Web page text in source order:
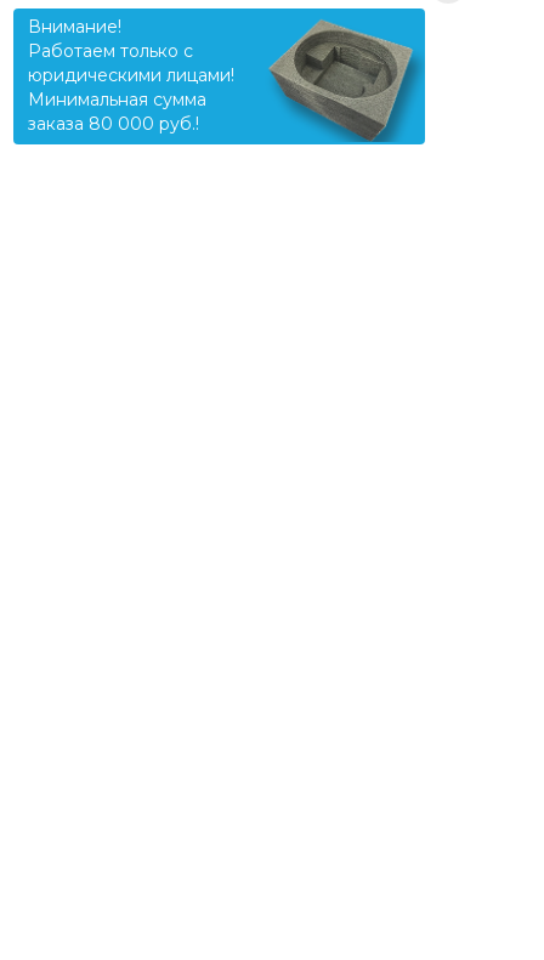
Внимание!
Работаем только с
юридическими лицами!
Минимальная сумма
заказа 80 000 руб.!